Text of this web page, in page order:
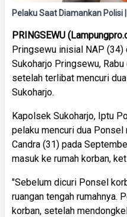
Pelaku Saat Diamankan
PRINGSEWU (
Pringsewu inisial NAP (34)
Sukoharjo Pringsewu,
setelah terlibat mencuri
Sukoharjo.
Kapolsek Sukoharjo, Iptu
pelaku mencuri dua
Candra (31) pada
masuk ke rumah korban,
"Sebelum dicuri Ponsel
ruangan tengah rumahnya.
korban, setelah